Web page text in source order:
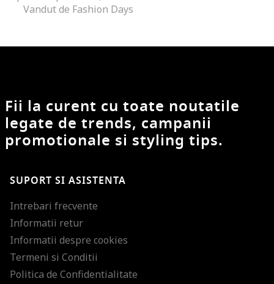
Vandut de Fashion Days
Fii la curent cu toate noutatile
legate de trends, campanii
promotionale si styling tips.
SUPORT SI ASISTENTA
Intrebari frecvente
Informatii retur
Informatii despre cookies
Termeni si Conditii
Politica de Confidentialitate